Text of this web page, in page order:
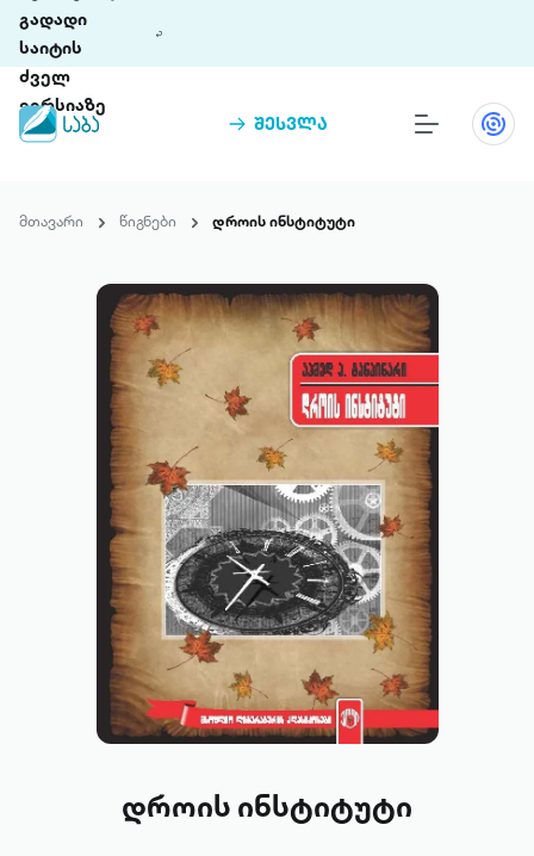
გადადი
საიტის
ძველ
ვერსიაზე
შესვლა
თინეთი 9 ციფრულ პლატფორმასა და 5
ჩვენ შესახებ
პაკეტები
მთავარი წიგნები დროის ინსტიტუტი
დროის ინსტიტუტი